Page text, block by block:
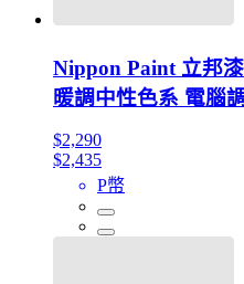
Nippon Paint 立邦
暖調中性色系 電腦
$2,290
$2,435
P幣